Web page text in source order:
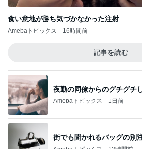
記事を読む
Amebaトピックス 1日前
街でも聞かれるバッグの別
Amebaトピックス 13時間前
モト冬樹 甘えに来た愛犬の